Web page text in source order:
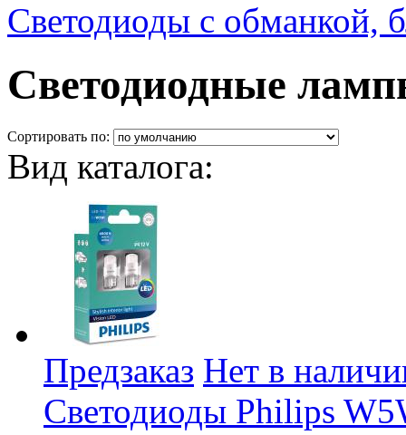
Светодиоды с обманкой,
Светодиодные
Сортировать по:
Вид каталога:
Предзаказ Нет в
Светодиоды Philips